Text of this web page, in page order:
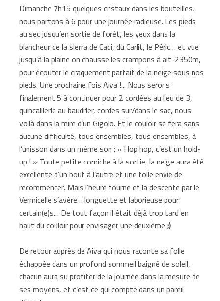
Dimanche 7h15 quelques cristaux dans les bouteilles,
nous partons à 6 pour une journée radieuse. Les pieds
au sec jusqu’en sortie de forêt, les yeux dans la
blancheur de la sierra de Cadi, du Carlit, le Péric… et vue
jusqu’à la plaine on chausse les crampons à alt-2350m,
pour écouter le craquement parfait de la neige sous nos
pieds. Une prochaine fois Aiva !... Nous serons
finalement 5 à continuer pour 2 cordées au lieu de 3,
quincaillerie au baudrier, cordes sur/dans le sac, nous
voilà dans la mire d’un Gigolo. Et le couloir se fera sans
aucune difficulté, tous ensembles, tous ensembles, à
l’unisson dans un même son : « Hop hop, c’est un hold-
up ! » Toute petite corniche à la sortie, la neige aura été
excellente d’un bout à l’autre et une folle envie de
recommencer. Mais l’heure tourne et la descente par le
Vermicelle s’avère… longuette et laborieuse pour
certain(e)s… De tout façon il était déjà trop tard en
haut du couloir pour envisager une deuxième ;)
De retour auprès de Aiva qui nous raconte sa folle
échappée dans un profond sommeil baigné de soleil,
chacun aura su profiter de la journée dans la mesure de
ses moyens, et c’est ce qui compte dans un pareil